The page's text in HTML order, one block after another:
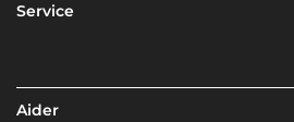
Service
Aider